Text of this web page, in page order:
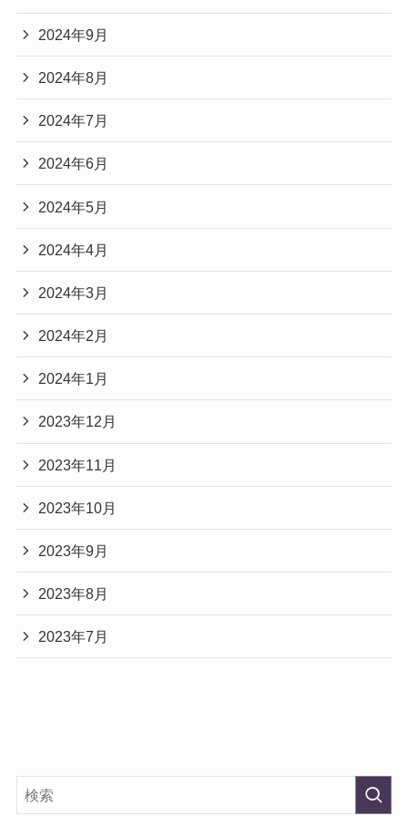
2024年9月
2024年8月
2024年7月
2024年6月
2024年5月
2024年4月
2024年3月
2024年2月
2024年1月
2023年12月
2023年11月
2023年10月
2023年9月
2023年8月
2023年7月